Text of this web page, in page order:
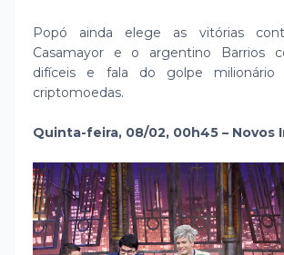
Popó ainda elege as vitórias
Casamayor e o argentino Barrios
difíceis e fala do golpe
criptomoedas.
Quinta-feira, 08/02, 00h45 – Novos